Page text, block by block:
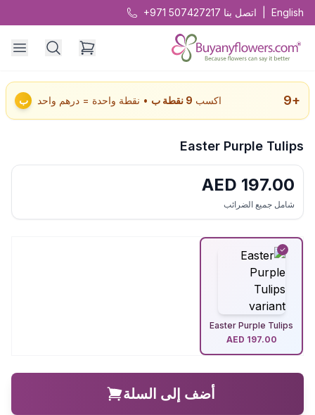
English اتصل بنا +971 507427217
+
9 اكسب 9 نقطة ب • نقطة واحدة = درهم واحد ب
Easter Purple Tulips
197.00
شامل جميع الضرائب
Easter Purple Tulips
AED 197.00
أضف إلى السلة